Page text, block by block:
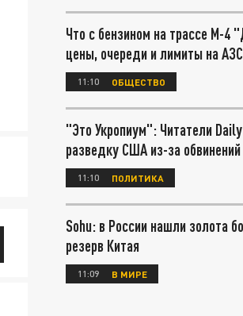
Что с бензином на трассе М-4
цены, очереди и лимиты на АЗС
11:10 ОБЩЕСТВО
"Это Укропиум": Читатели
разведку США из-за
11:10 ПОЛИТИКА
Sohu: в России нашли золота
резерв Китая
11:09 В МИРЕ